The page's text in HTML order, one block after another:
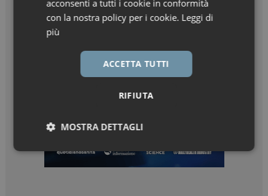
acconsenti a tutti i cookie in conformità
con la nostra policy per i cookie. Leggi di
più
ACCETTA TUTTI
RIFIUTA
MOSTRA DETTAGLI
Necessari Marketing